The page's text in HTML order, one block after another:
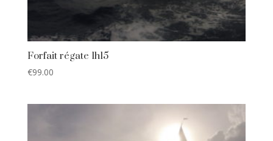
Forfait régate 1h15
€99.00